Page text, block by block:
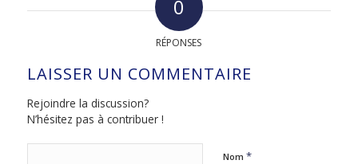
0
RÉPONSES
LAISSER UN COMMENTAIRE
Rejoindre la discussion?
N’hésitez pas à contribuer !
Nom *